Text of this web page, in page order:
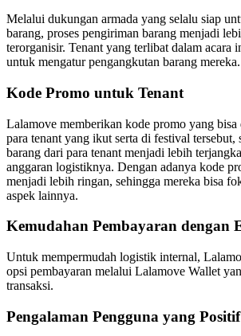
Melalui dukungan armada yang selalu siap
barang, proses pengiriman barang menjadi
terorganisir. Tenant yang terlibat dalam acara
untuk mengatur pengangkutan barang mereka.
Kode Promo untuk Tenant
Lalamove memberikan kode promo yang bisa
para tenant yang ikut serta di festival tersebut,
barang dari para tenant menjadi lebih
anggaran logistiknya. Dengan adanya kode
menjadi lebih ringan, sehingga mereka bisa
aspek lainnya.
Kemudahan Pembayaran dengan
Untuk mempermudah logistik internal,
opsi pembayaran melalui Lalamove Wallet
transaksi.
Pengalaman Pengguna yang Positif